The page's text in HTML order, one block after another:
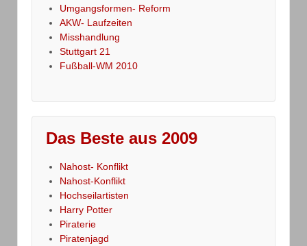
Umgangsformen- Reform
AKW- Laufzeiten
Misshandlung
Stuttgart 21
Fußball-WM 2010
Das Beste aus 2009
Nahost- Konflikt
Nahost-Konflikt
Hochseilartisten
Harry Potter
Piraterie
Piratenjagd